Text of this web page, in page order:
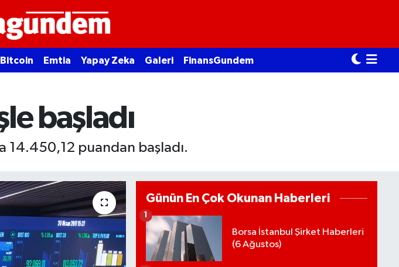
Bitcoin Emtia Yapay Zeka Galeri FinansGundem
başladı
14.450,12 puandan başladı.
Günün En Çok Okunan Haberleri
Borsa İstanbul Şirket Haberleri
(6 Ağustos)
1